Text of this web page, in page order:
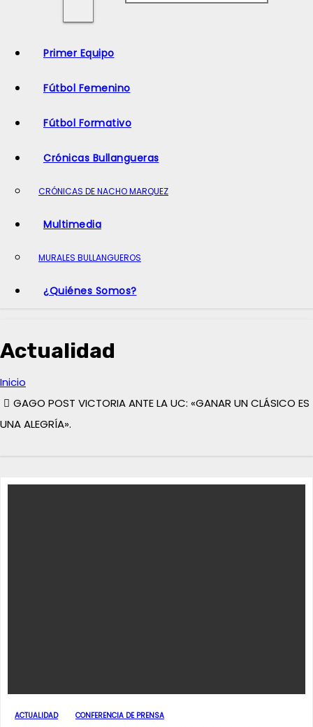
Primer Equipo
Fútbol Femenino
Fútbol Formativo
Crónicas Bullangueras
CRÓNICAS DE NACHO MARQUEZ
Multimedia
MURALES BULLANGUEROS
¿Quiénes Somos?
Actualidad
Inicio
GAGO POST VICTORIA ANTE LA UC: «GANAR UN CLÁSICO ES
UNA ALEGRÍA».
ACTUALIDAD CONFERENCIA DE PRENSA